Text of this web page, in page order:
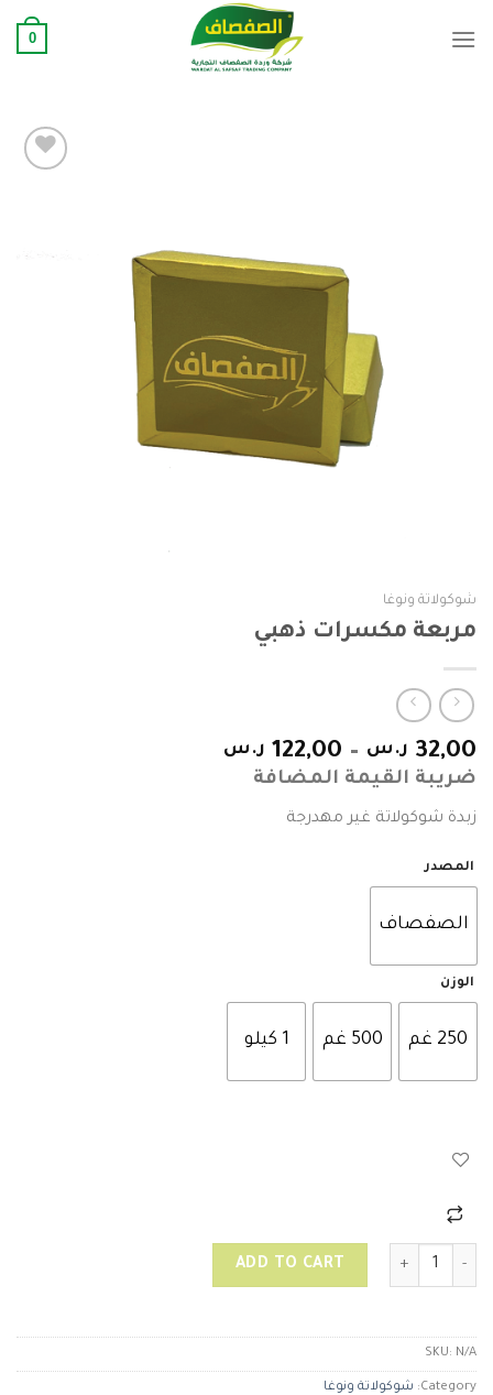
0
شوكولاتة ونوغا
مربعة مكسرات ذهبي
32,00 ر.س –
122,00 ر.س
ضريبة القيمة المضافة
زبدة شوكولاتة غير مهدرجة
المصدر
الصفصاف
الوزن
250 غم 500 غم 1 كيلو
مربعة مكسرات ذهبي quantity
ADD TO CART
SKU: N/A
Category: شوكولاتة ونوغا